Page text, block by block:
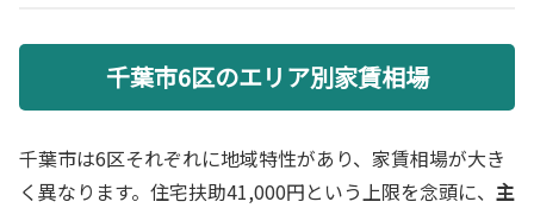
千葉市6区のエリア別家賃相場
千葉市は6区それぞれに地域特性があり、家賃相場が大き
く異なります。住宅扶助41,000円という上限を念頭に、 主